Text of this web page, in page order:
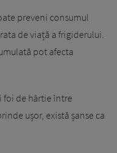
preveni consumul
de viață a frigiderului.
pot afecta
foi de hârtie între
ușor, există șanse ca